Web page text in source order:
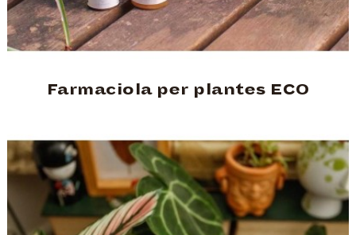
Farmaciola per plantes ECO